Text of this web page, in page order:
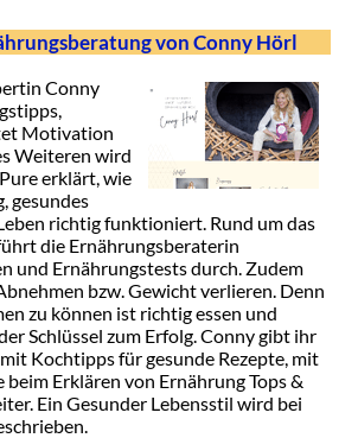
von Conny Hörl
Conny
Motivation
Weiteren wird
erklärt, wie
gesundes
richtig funktioniert. Rund um das
die Ernährungsberaterin
und Ernährungstests durch. Zudem
bzw. Gewicht verlieren. Denn
zu können ist richtig essen und
Schlüssel zum Erfolg. Conny gibt ihr
Kochtipps für gesunde Rezepte, mit
Erklären von Ernährung Tops &
Ein Gesunder Lebensstil wird bei